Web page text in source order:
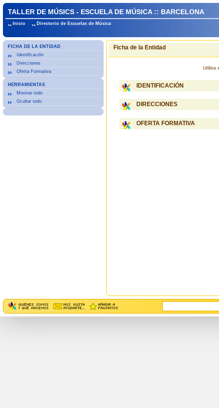
TALLER DE MÚSICS - ESCUELA DE MÚSICA :: BARCELONA
Inicio Directorio de Escuelas de Música
FICHA DE LA ENTIDAD
Identificación
Direcciones
Oferta Formativa
HERRAMIENTAS
Mostrar todo
Ocultar todo
Ficha de la Entidad
Utiliza
IDENTIFICACIÓN
DIRECCIONES
OFERTA FORMATIVA